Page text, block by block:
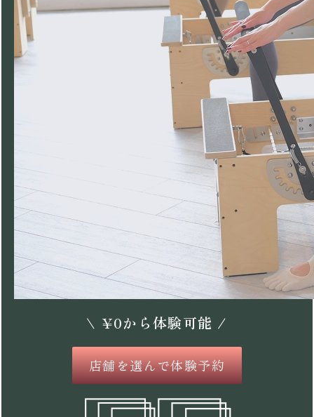
\ ¥0から体験可能 /
店舗を選んで体験予約